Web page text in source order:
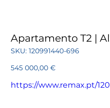
Apartamento T2 |
SKU: SKU
120991440-
120991440-696
Preço
545 000,00 €
https://www.remax.pt/